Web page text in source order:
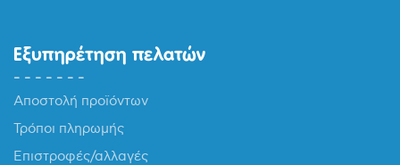
Εξυπηρέτηση πελατών
Αποστολή προϊόντων
Τρόποι πληρωμής
Επιστροφές/αλλαγές